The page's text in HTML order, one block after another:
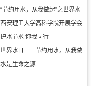
学学生第一党支部 “学雷锋” 系
列主题活动精彩纷呈
“节约用水，从我做起”之世界水
日
西安理工大学高科学院开展学会
感恩与爱同行征文表彰大会
护水节水 你我同行
世界水日——节约用水，从我做
起!
水是生命之源